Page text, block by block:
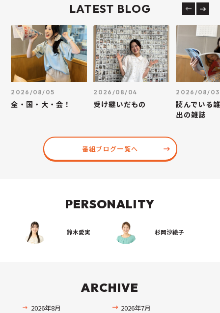
LATEST BLOG
2026/08/05
全・国・大・会！
2026/08/04
受け継いだもの
2026/08/03
読んでいる
出の雑誌
番組ブログ一覧へ
PERSONALITY
鈴木愛実 杉岡沙絵子
ARCHIVE
2026年8月
2026年7月